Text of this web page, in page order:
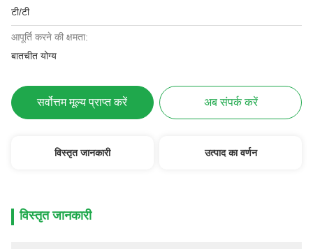
टी/टी
आपूर्ति करने की क्षमता:
बातचीत योग्य
सर्वोत्तम मूल्य प्राप्त करें अब संपर्क करें
विस्तृत जानकारी उत्पाद का वर्णन
विस्तृत जानकारी